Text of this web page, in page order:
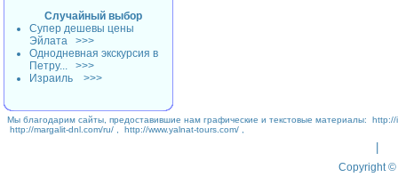
Случайный выбор
Супер дешевы цены
Эйлата
>>>
Однодневная экскурсия в
Петру...
>>>
Израиль
>>>
Мы благодарим сайты, предоставившие нам графические и текстовые материалы:
http://
http://margalit-dnl.com/ru/
http://www.yalnat-tours.com/
Copyright ©